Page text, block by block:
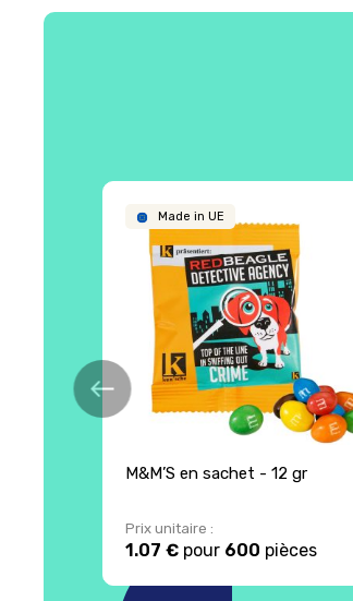
Made in UE
M&M’S en sachet - 12 gr
Prix unitaire :
1.07 € pour 600 pièces